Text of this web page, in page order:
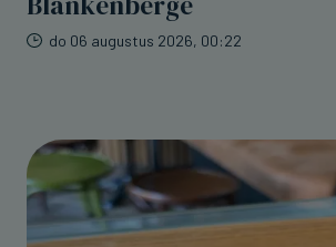
do 06 augustus 2026, 00:22